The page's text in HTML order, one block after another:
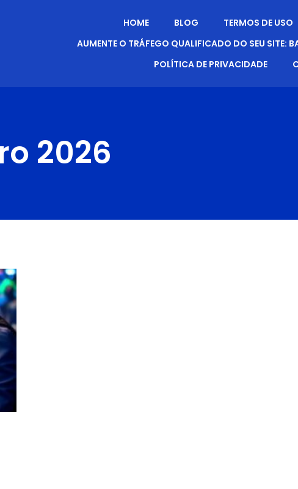
HOME BLOG TERMOS DE USO
AUMENTE O TRÁFEGO QUALIFICADO DO SEU SITE:
POLÍTICA DE PRIVACIDADE
2026